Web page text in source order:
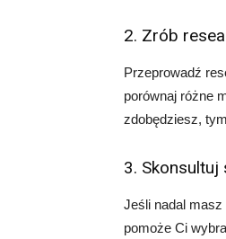
2. Zrób
Przeprowadź
porównaj różne
zdobędziesz,
3. Skonsultuj
Jeśli nadal
pomoże Ci